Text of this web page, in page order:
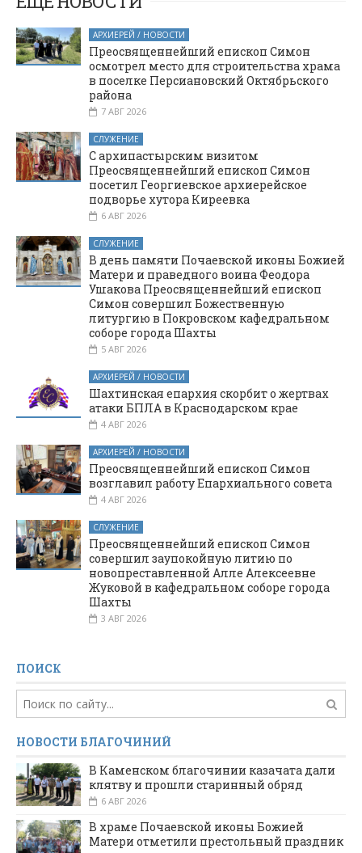
Каменка
Кашарского района
АРХИЕРЕЙ / НОВОСТИ
Преосвященнейший епископ Симон
осмотрел место для строительства храма
в поселке Персиановский Октябрьского
района
7 АВГ 2026
СЛУЖЕНИЕ
С архипастырским визитом
Преосвященнейший епископ Симон
посетил Георгиевское архиерейское
подворье хутора Киреевка
6 АВГ 2026
СЛУЖЕНИЕ
В день памяти Почаевской иконы Божией
Матери и праведного воина Феодора
Ушакова Преосвященнейший епископ
Симон совершил Божественную
литургию в Покровском кафедральном
соборе города Шахты
5 АВГ 2026
АРХИЕРЕЙ / НОВОСТИ
Шахтинская епархия скорбит о жертвах
атаки БПЛА в Краснодарском крае
4 АВГ 2026
АРХИЕРЕЙ / НОВОСТИ
Преосвященнейший епископ Симон
возглавил работу Епархиального совета
4 АВГ 2026
СЛУЖЕНИЕ
Преосвященнейший епископ Симон
совершил заупокойную литию по
новопреставленной Алле Алексеевне
Жуковой в кафедральном соборе города
Шахты
3 АВГ 2026
ПОИСК
НОВОСТИ БЛАГОЧИНИЙ
В Каменском благочинии казачата дали
клятву и прошли старинный обряд
6 АВГ 2026
В храме Почаевской иконы Божией
Матери отметили престольный праздник